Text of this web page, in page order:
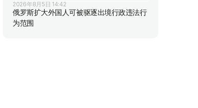
2026年8月5日 14:42
俄罗斯扩大外国人可被驱逐出境行政违法行
为范围